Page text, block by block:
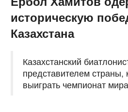
историческую
Казахстана
Казахстанский
представителем страны,
выиграть чемпионат